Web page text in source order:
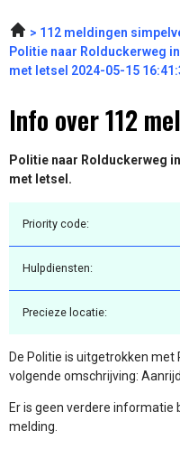
112 meldingen
Politie naar Rolduckerweg
met letsel 2024-05-15
Info over 112
Politie naar Rolduckerweg
met letsel.
Priority code:
Hulpdiensten:
Precieze locatie:
De Politie is uitgetrokken met
volgende omschrijving:
Er is geen verdere informatie
melding.